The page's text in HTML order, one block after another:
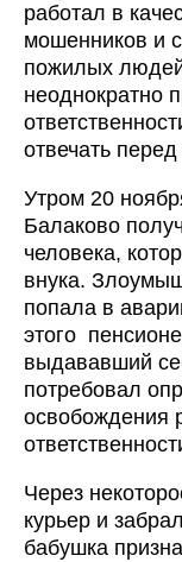
работал в
мошенников и
пожилых
неоднократно
отвечать
Утром 20
Балаково
человека,
внука.
попала в
этого
выдававший
потребовал
освобождения
Через
курьер и
бабушка